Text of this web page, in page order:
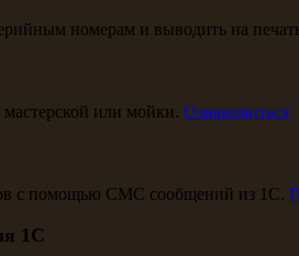
номерам и выводить на
или мойки. Ознакомиться
с помощью СМС сообщений из 1С.
1С